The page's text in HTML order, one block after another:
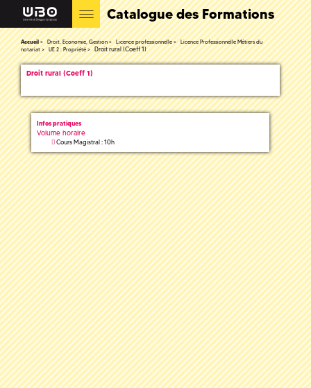
Catalogue des Formations
Accueil Droit, Economie, Gestion Licence professionnelle
Licence Professionnelle Métiers du
notariat
UE 2 : Propriété Droit rural (Coeff 1)
Droit rural (Coeff 1)
Infos pratiques
Volume horaire
Cours Magistral : 10h